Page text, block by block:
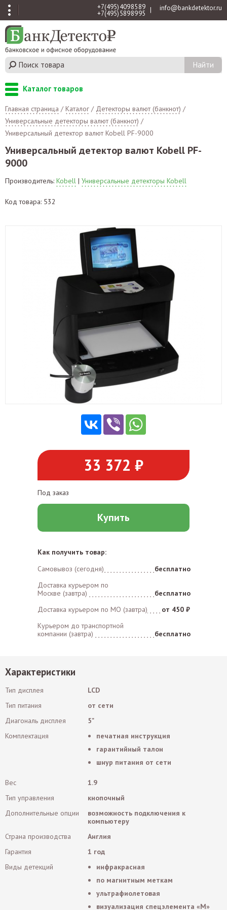
+7 (495) 409 85 89
+7 (495) 589 89 95 | info@bankdetektor.ru
Каталог товаров
Главная страница /Каталог / Детекторы валют (банкнот) /
Универсальные детекторы валют (банкнот) /
Универсальный детектор валют Kobell PF-9000
Универсальный детектор валют Kobell PF-
9000
Производитель: Kobell | Универсальные детекторы Kobell
Код товара: 532
33 372 ₽
Под заказ
Купить
Как получить товар:
Самовывоз (сегодня)
бесплатно
Доставка курьером по
Москве (завтра)
бесплатно
Доставка курьером по MO (завтра)
от 450 ₽
Курьером до транспортной
компании (завтра)
бесплатно
Характеристики
Тип дисплея
LCD
Тип питания
от сети
Диагональ дисплея
5"
Комплектация
печатная инструкция
гарантийный талон
шнур питания от сети
Вес
1.9
Тип управления
кнопочный
Дополнительные опции
возможность подключения к
компьютеру
Страна производства
Англия
Гарантия
1 год
Виды детекций
инфракрасная
по магнитным меткам
ультрафиолетовая
визуализация спецэлемента «М»